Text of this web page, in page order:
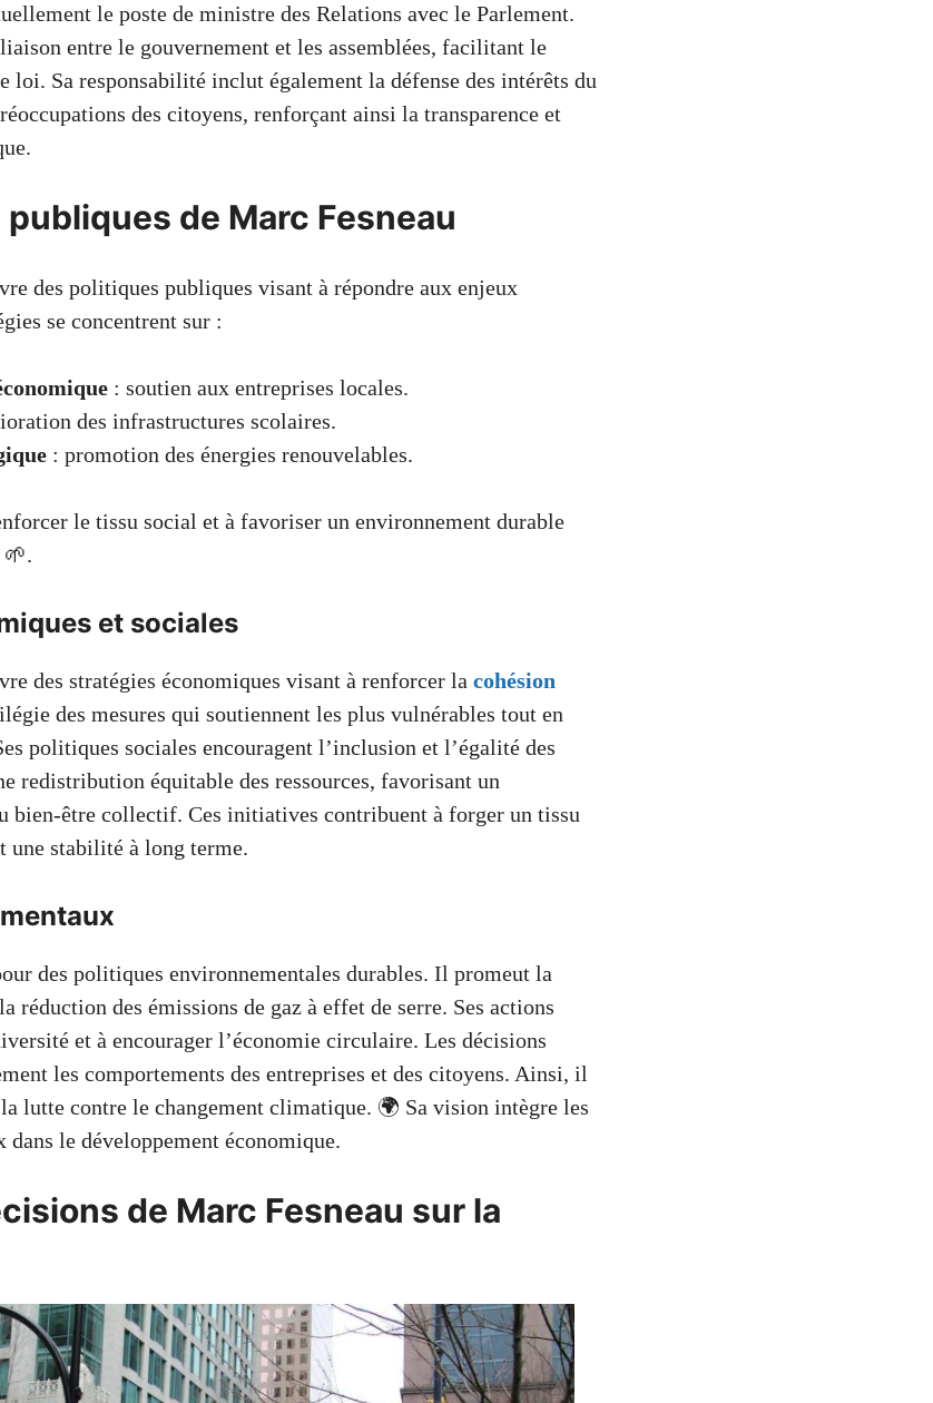
le poste de ministre des Relations avec le Parlement.
entre le gouvernement et les assemblées, facilitant le
loi. Sa responsabilité inclut également la défense des intérêts du
des citoyens, renforçant ainsi la transparence et
de Marc Fesneau
des politiques publiques visant à répondre aux enjeux
se concentrent sur :
: soutien aux entreprises locales.
des infrastructures scolaires.
: promotion des énergies renouvelables.
le tissu social et à favoriser un environnement durable
🌱.
et sociales
des stratégies économiques visant à renforcer la cohésion
des mesures qui soutiennent les plus vulnérables tout en
politiques sociales encouragent l’inclusion et l’égalité des
redistribution équitable des ressources, favorisant un
bien-être collectif. Ces initiatives contribuent à forger un tissu
une stabilité à long terme.
des politiques environnementales durables. Il promeut la
réduction des émissions de gaz à effet de serre. Ses actions
et à encourager l’économie circulaire. Les décisions
les comportements des entreprises et des citoyens. Ainsi, il
lutte contre le changement climatique. 🌍 Sa vision intègre les
le développement économique.
de Marc Fesneau sur la